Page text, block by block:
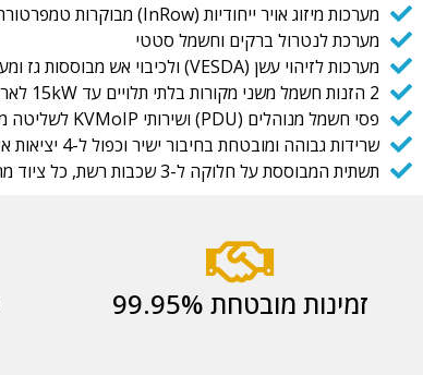
מערכות מיזוג אויר ייחודיות (InRow) מבוקרות טמפרטורה ולחות
מערכת לנטרול ברקים וחשמל סטטי
מערכות לזיהוי עשן (VESDA) ולכיבוי אש מבוססות גז ומערכות Pre-Action
2 הזנות חשמל משני מקורות בלתי תלויים עד 15kW לארון בכל הזנה.
פסי חשמל מנוהלים (PDU) ושירותי KVMoIP לשליטה מרחוק על הציוד.
שרידות גבוהה ומובטחת בחיבור ישיר וכפול ל-4 יציאות אינטרנט לארץ ולעולם בקווים 100G כפולים
תשתית המבוססת על חלוקה ל-3 שכבות רשת, כל ציוד מחובר ל-2 ציודי תקשורת לזמינות מירבית.
זמינות מובטחת 99.95%